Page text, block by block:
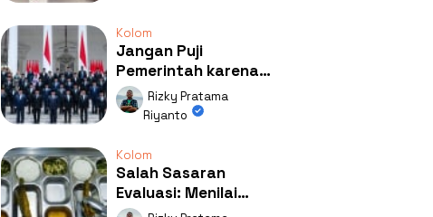
Kolom
Jangan Puji
Pemerintah karena
Kerja: Mengapa
Publik Begitu Mudah
Rizky Pratama
Riyanto
Kolom
Salah Sasaran
Evaluasi: Menilai
Program MBG Lewat